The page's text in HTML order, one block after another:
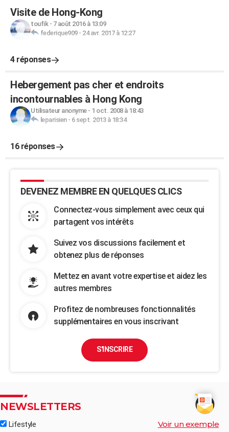
Visite de Hong-Kong
toufik- 7 août 2016 à 13:09
federique909- 24 avr. 2017 à 12:27
4 réponses
Hebergement pas cher et endroits
incontournables à Hong Kong
Utilisateur anonyme- 1 oct. 2008 à 18:43
leparisien- 6 sept. 2013 à 18:34
16 réponses
DEVENEZ MEMBRE EN QUELQUES CLICS
Connectez-vous simplement avec ceux qui
partagent vos intérêts
Suivez vos discussions facilement et
obtenez plus de réponses
Mettez en avant votre expertise et aidez les
autres membres
Profitez de nombreuses fonctionnalités
supplémentaires en vous inscrivant
S'INSCRIRE
NEWSLETTERS
Lifestyle Voir un exemple